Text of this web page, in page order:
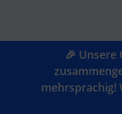
🎉
mehrsprachig!